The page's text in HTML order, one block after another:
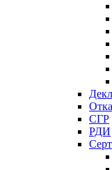
СГР
РДИ